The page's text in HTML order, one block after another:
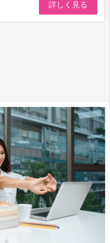
詳しく見る